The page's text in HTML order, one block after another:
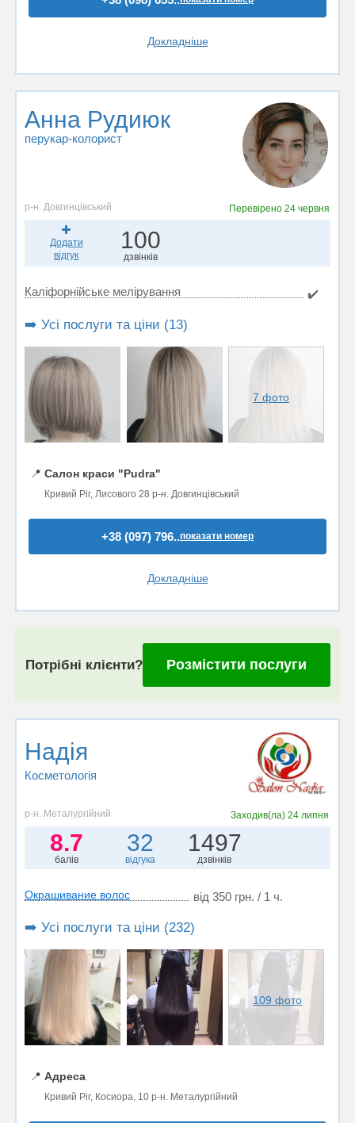
Докладніше
Анна Рудиюк
перукар-колорист
р-н. Довгинцівський Перевірено24 червня
Додати
відгук
100
дзвінків
Каліфорнійське мелірування ✔️
➡️ Усі послуги та ціни (13)
7 фото
📍 Салон краси "Pudra"
Кривий Ріг, Лисового 28 р-н. Довгинцівський
+38 (097) 796..показати номер
Докладніше
Потрібні клієнти? Розмістити послуги
Надія
Косметологія
р-н. Металургійний Заходив(ла) 24 липня
8.7
балів
32
відгука
1497
дзвінків
Окрашивание волос від 350 грн. / 1 ч.
➡️ Усі послуги та ціни (232)
109 фото
📍 Адреса
Кривий Ріг, Косиора, 10 р-н. Металургійний